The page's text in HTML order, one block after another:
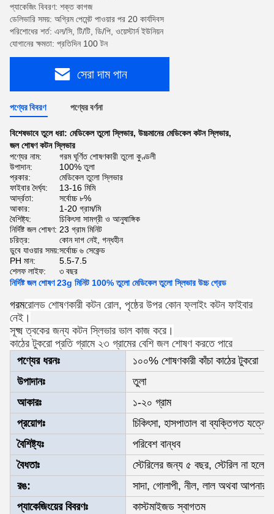
প্যাকেজিং বিবরণ: শক্ত কাগজ
ডেলিভারি সময়: অগ্রিম পেমেন্ট পাওয়ার পর 20 কার্যদিবস
পরিশোধের শর্ত: এল/সি, টি/টি, ডি/পি, ওয়েস্টার্ন ইউনিয়ন
যোগানের ক্ষমতা: প্রতিদিন 100 টন
সেরা দাম পান
পণ্যের বিবরণ পণ্যের বর্ণনা
বিশেষভাবে তুলে ধরা: মেডিকেল তুলো স্লিভার, উচ্চমানের মেডিকেল কটন স্লিভার,
জল শোষণ কটন স্লিভার
পণ্যের নাম:
গরম ঘূর্ণিত শোষণকারী তুলো কুণ্ডলী
উপাদান:
100% তুলা
প্রকার:
মেডিকেল তুলো স্লিভার
ফাইবার দৈর্ঘ্য:
13-16 মিমি
আর্দ্রতা:
সর্বোচ্চ ৮%
আকার:
1-20 গ্রাম/মি
বৈশিষ্ট্য:
চিকিৎসা সামগ্রী ও আনুষাঙ্গিক
নির্দিষ্ট জল শোষণ: 23 গ্রাম মিনিট
চরিত্র:
কোন দাগ নেই, গন্ধহীন
ডুবে যাওয়ার সময়:সর্বোচ্চ ৬ সেকেন্ড
PH মান:
5.5-7.5
শেলফ লাইফ:
৩ বছর
নির্দিষ্ট জল শোষণ 23g মিনিট 100% তুলো মেডিকেল তুলো স্লিভার উচ্চ গ্রেড
গরমরোলড শোষণকারী কটন রোল, পৃষ্ঠের উপর কোন ফ্লাইং কটন ফাইবার
নেই।
সূক্ষ্ম ত্বকের জন্য কটন স্লিভার ভাল কাজ করে।
কাঠের টুকরো প্রতি গ্রামে ২৩ গ্রামের বেশি জল শোষণ করতে পারে
পণ্যের ধরনঃ
১০০% শোষণকারী কাঁচা কাঠের টুকরো
উপাদানঃ
তুলা
আকারঃ
১-২০ গ্রাম
প্রয়োগঃ
চিকিৎসা, হাসপাতাল বা ব্যক্তিগত
বৈশিষ্ট্যঃ
পরিবেশ বান্ধব
বৈধতাঃ
স্টেরিলের জন্য ৫ বছর, স্টেরিল না হলে
রঙ:
সাদা, গোলাপী, নীল, লাল অথবা আপনার
প্যাকেজিংয়ের বিবরণঃ
কাস্টমাইজড স্বাগতম